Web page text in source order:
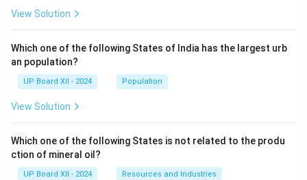
View Solution
Which one of the following States of India has the largest urb
an population?
UP Board XII - 2024 Population
View Solution
Which one of the following States is not related to the produ
ction of mineral oil?
UP Board XII - 2024 Resources and Industries